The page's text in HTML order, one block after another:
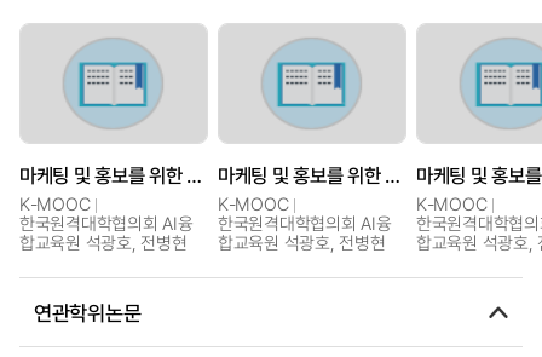
마케팅 및 홍보를 위한 메타버스 전략
K-MOOC
한국원격대학협의회 AI융
합교육원 석광호, 전병현
마케팅 및 홍보를 위한 메타버스 전략
K-MOOC
한국원격대학협의회 AI융
합교육원 석광호, 전병현
K-MOOC
한국원격대학협
합교육원 석광호,
연관학위논문